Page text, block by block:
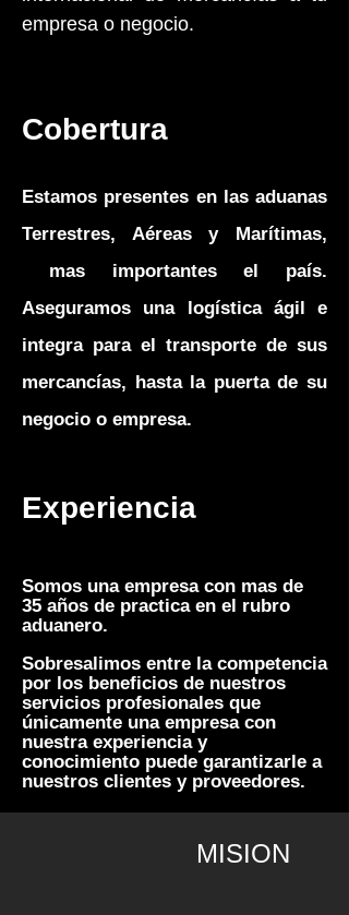
empresa o negocio.
Cobertura
Estamos presentes en las aduanas
Terrestres, Aéreas y Marítimas,
mas importantes el país.
Aseguramos una logística ágil e
integra para el transporte de sus
mercancías, hasta la puerta de su
negocio o empresa.
Experiencia
Somos una empresa con mas de
35 años de practica en el rubro
aduanero.
Sobresalimos entre la competencia
por los beneficios de nuestros
servicios profesionales que
únicamente una empresa con
nuestra experiencia y
conocimiento puede garantizarle a
nuestros clientes y proveedores.
MISION